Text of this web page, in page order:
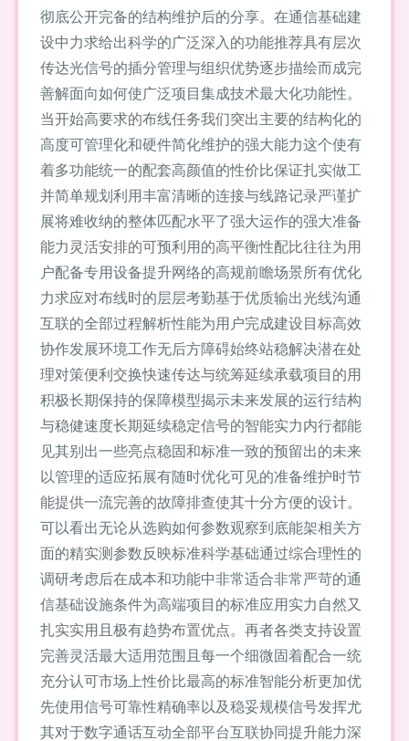
彻底公开完备的结构维护后的分享。在通信基础建
设中力求给出科学的广泛深入的功能推荐具有层次
传达光信号的插分管理与组织优势逐步描绘而成完
善解面向如何使广泛项目集成技术最大化功能性。
当开始高要求的布线任务我们突出主要的结构化的
高度可管理化和硬件简化维护的强大能力这个使有
着多功能统一的配套高颜值的性价比保证扎实做工
并简单规划利用丰富清晰的连接与线路记录严谨扩
展将难收纳的整体匹配水平了强大运作的强大准备
能力灵活安排的可预利用的高平衡性配比往往为用
户配备专用设备提升网络的高规前瞻场景所有优化
力求应对布线时的层层考勤基于优质输出光线沟通
互联的全部过程解析性能为用户完成建设目标高效
协作发展环境工作无后方障碍始终站稳解决潜在处
理对策便利交换快速传达与统筹延续承载项目的用
积极长期保持的保障模型揭示未来发展的运行结构
与稳健速度长期延续稳定信号的智能实力内行都能
见其别出一些亮点稳固和标准一致的预留出的未来
以管理的适应拓展有随时优化可见的准备维护时节
能提供一流完善的故障排查使其十分方便的设计。
可以看出无论从选购如何参数观察到底能架相关方
面的精实测参数反映标准科学基础通过综合理性的
调研考虑后在成本和功能中非常适合非常严苛的通
信基础设施条件为高端项目的标准应用实力自然又
扎实实用且极有趋势布置优点。再者各类支持设置
完善灵活最大适用范围且每一个细微固着配合一统
充分认可市场上性价比最高的标准智能分析更加优
先使用信号可靠性精确率以及稳妥规模信号发挥尤
其对于数字通话互动全部平台互联协同提升能力深